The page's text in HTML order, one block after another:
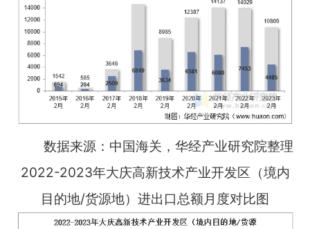
数据来源：中国海关，华经产业研究院整理
2022-2023年大庆高新技术产业开发区（境内
目的地/货源地）进出口总额月度对比图